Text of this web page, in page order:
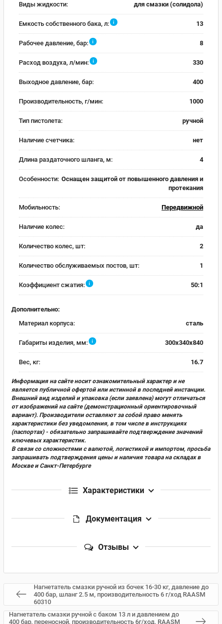
Виды жидкости: для смазки (солидола)
Емкость собственного бака, л: i 13
Рабочее давление, бар: i 8
Расход воздуха, л/мин: i 330
Выходное давление, бар: 400
Производительность, г/мин: 1000
Тип пистолета: ручной
Наличие счетчика: нет
Длина раздаточного шланга, м: 4
Особенности: Оснащен защитой от повышенного давления и
протекания
Мобильность: Передвижной
Наличие колес: да
Количество колес, шт: 2
Количество обслуживаемых постов, шт: 1
Коэффициент сжатия: i 50:1
Дополнительно:
Материал корпуса:
сталь
Габариты изделия, мм: i 300х340х840
Вес, кг: 16.7
Информация на сайте носит ознакомительный характер и не
является публичной офертой или истинной в последней инстанции.
Внешний вид изделий и упаковка (если заявлена) могут отличаться
от изображений на сайте (демонстрационный ориентировочный
вариант). Производители оставляют за собой право менять
характеристики без уведомления, в том числе в инструкциях
(паспортах) - обязательно запрашивайте подтверждение значений
ключевых характеристик.
В связи со сложностями с валютой, логистикой и импортом, просьба
запрашивать подтверждения цены и наличия товара на складах в
Москве и Санкт-Петербурге
Характеристики
Документация
Отзывы
Нагнетатель смазки ручной из бочек 16-30 кг, давление до
400 бар, шланг 2.5 м, производительность 6 г/ход RAASM
60310
Нагнетатель смазки ручной с баком 13 л и давлением до
400 бар, переносной, производительность 6г/ход, RAASM